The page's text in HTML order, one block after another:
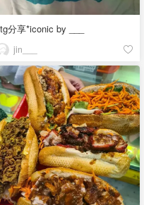
分享*iconic by ___
jin___